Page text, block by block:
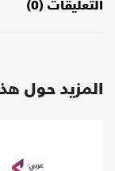
التعليقات (0)
المزيد حول